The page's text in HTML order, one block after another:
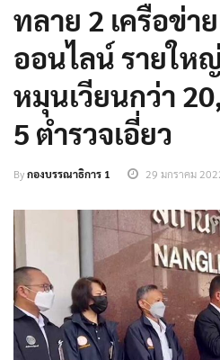
ทลาย 2 เครือข่า
ออนไลน์ รายให
หมุนเวียนกว่า
5 ตำรวจเอี่ยว
Byกองบรรณาธิการ 1 29 มกราคม